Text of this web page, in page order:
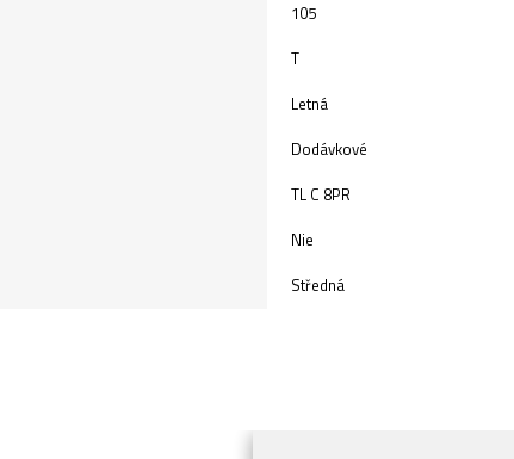
105
T
Letná
Dodávkové
TL C 8PR
Nie
Středná